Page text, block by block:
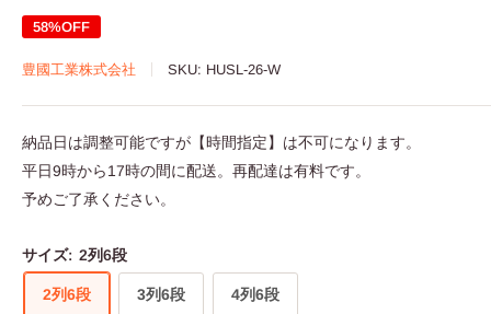
58%OFF
豊國工業株式会社 SKU: HUSL-26-W
納品日は調整可能ですが【時間指定】は不可になります。
平日9時から17時の間に配送。再配達は有料です。
予めご了承ください。
サイズ: 2列6段
2列6段 3列6段 4列6段